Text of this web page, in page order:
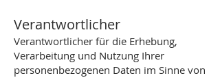
Verantwortlicher
Verantwortlicher für die Erhebung,
Verarbeitung und Nutzung Ihrer
personenbezogenen Daten im Sinne von